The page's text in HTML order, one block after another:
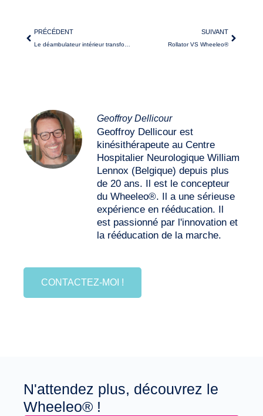
PRÉCÉDENT SUIVANT
Rollator VS Wheeleo®
Geoffroy Dellicour
Geoffroy Dellicour est
kinésithérapeute au Centre
Hospitalier Neurologique William
Lennox (Belgique) depuis plus
de 20 ans. Il est le concepteur
du Wheeleo®. Il a une sérieuse
expérience en rééducation. Il
est passionné par l'innovation et
la rééducation de la marche.
CONTACTEZ-MOI !
N'attendez plus, découvrez le
Wheeleo® !